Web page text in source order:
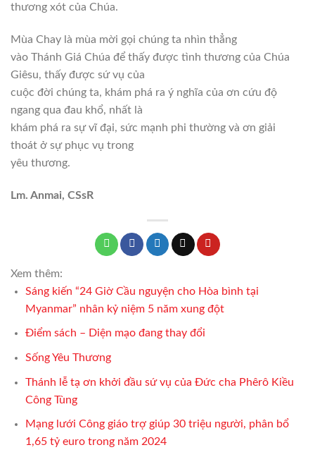
thương xót của Chúa.
Mùa Chay là mùa mời gọi chúng ta nhìn thẳng
vào Thánh Giá Chúa để thấy được tình thương của Chúa
Giêsu, thấy được sứ vụ của
cuộc đời chúng ta, khám phá ra ý nghĩa của ơn cứu độ
ngang qua đau khổ, nhất là
khám phá ra sự vĩ đại, sức mạnh phi thường và ơn giải
thoát ở sự phục vụ trong
yêu thương.
Lm. Anmai, CSsR
Xem thêm:
Sáng kiến “24 Giờ Cầu nguyện cho Hòa bình tại
Myanmar” nhân kỷ niệm 5 năm xung đột
Điểm sách – Diện mạo đang thay đổi
Sống Yêu Thương
Thánh lễ tạ ơn khởi đầu sứ vụ của Đức cha Phêrô Kiều
Công Tùng
Mạng lưới Công giáo trợ giúp 30 triệu người, phân bổ
1,65 tỷ euro trong năm 2024